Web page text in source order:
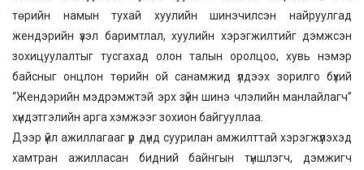
төрийн намын тухай хуулийн шинэчилсэн найруулгад
жендэрийн үзэл баримтлал, хуулийн хэрэгжилтийг дэмжсэн
зохицуулалтыг тусгахад олон талын оролцоо, хувь нэмэр
байсныг онцлон төрийн ой санамжид үлдээх зорилго бүхий
“Жендэрийн мэдрэмжтэй эрх зүйн шинэ члэлийн манлайлагч”
хүндэтгэлийн арга хэмжээг зохион байгууллаа.
Дээр үйл ажиллагааг үр дүнд суурилан амжилттай хэрэгжүүлэхэд
хамтран ажилласан бидний байнгын түншлэгч, дэмжигч